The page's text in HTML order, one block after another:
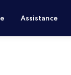
Assistance